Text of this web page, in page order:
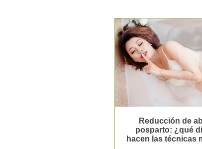
Reducción de
posparto: ¿qué
hacen las técnicas